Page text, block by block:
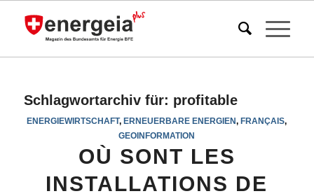
Schlagwortarchiv für: profitable
ENERGIEWIRTSCHAFT,ERNEUERBARE ENERGIEN,FRANÇAIS,
GEOINFORMATION
OÙ SONT LES
INSTALLATIONS DE